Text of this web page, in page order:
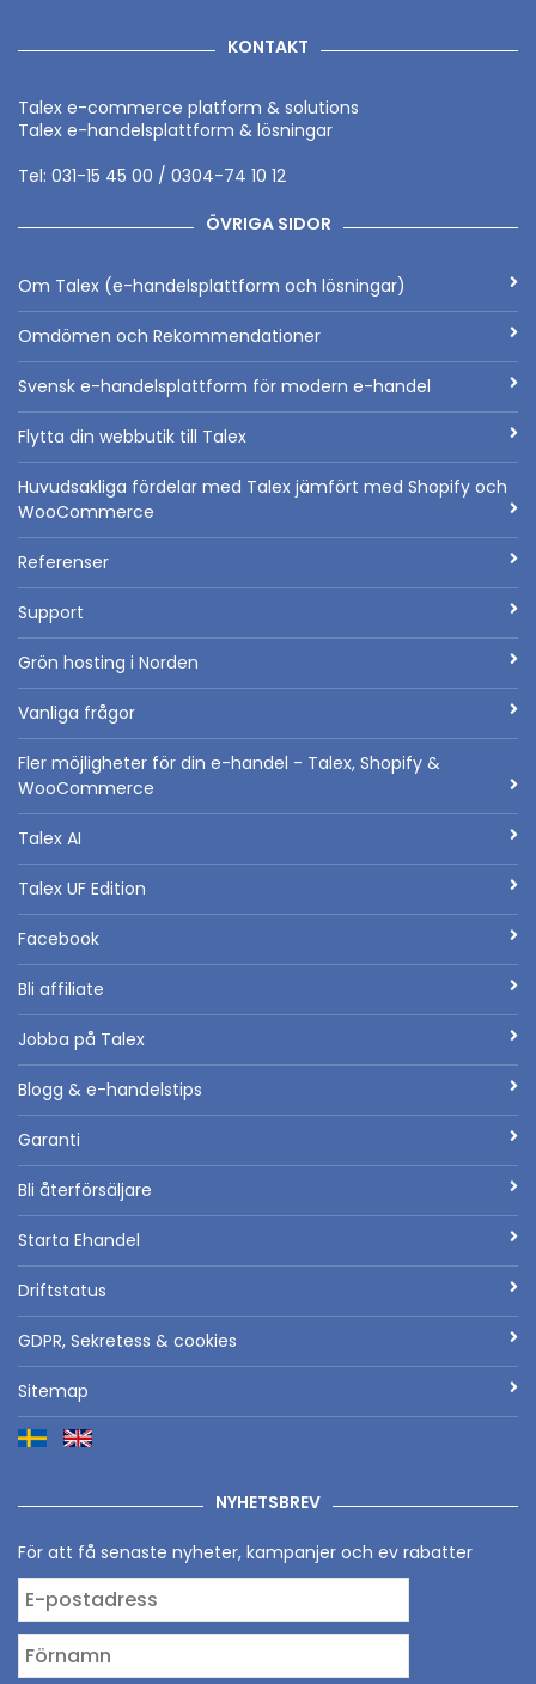
KONTAKT
Talex e-commerce platform & solutions
Talex e-handelsplattform & lösningar
Tel: 031-15 45 00 / 0304-74 10 12
ÖVRIGA SIDOR
Om Talex (e-handelsplattform och lösningar)
Omdömen och Rekommendationer
Svensk e-handelsplattform för modern e-handel
Flytta din webbutik till Talex
Huvudsakliga fördelar med Talex jämfört med Shopify och
WooCommerce
Referenser
Support
Grön hosting i Norden
Vanliga frågor
Fler möjligheter för din e-handel - Talex, Shopify &
WooCommerce
Talex AI
Talex UF Edition
Facebook
Bli affiliate
Jobba på Talex
Blogg & e-handelstips
Garanti
Bli återförsäljare
Starta Ehandel
Driftstatus
GDPR, Sekretess & cookies
Sitemap
NYHETSBREV
För att få senaste nyheter, kampanjer och ev rabatter